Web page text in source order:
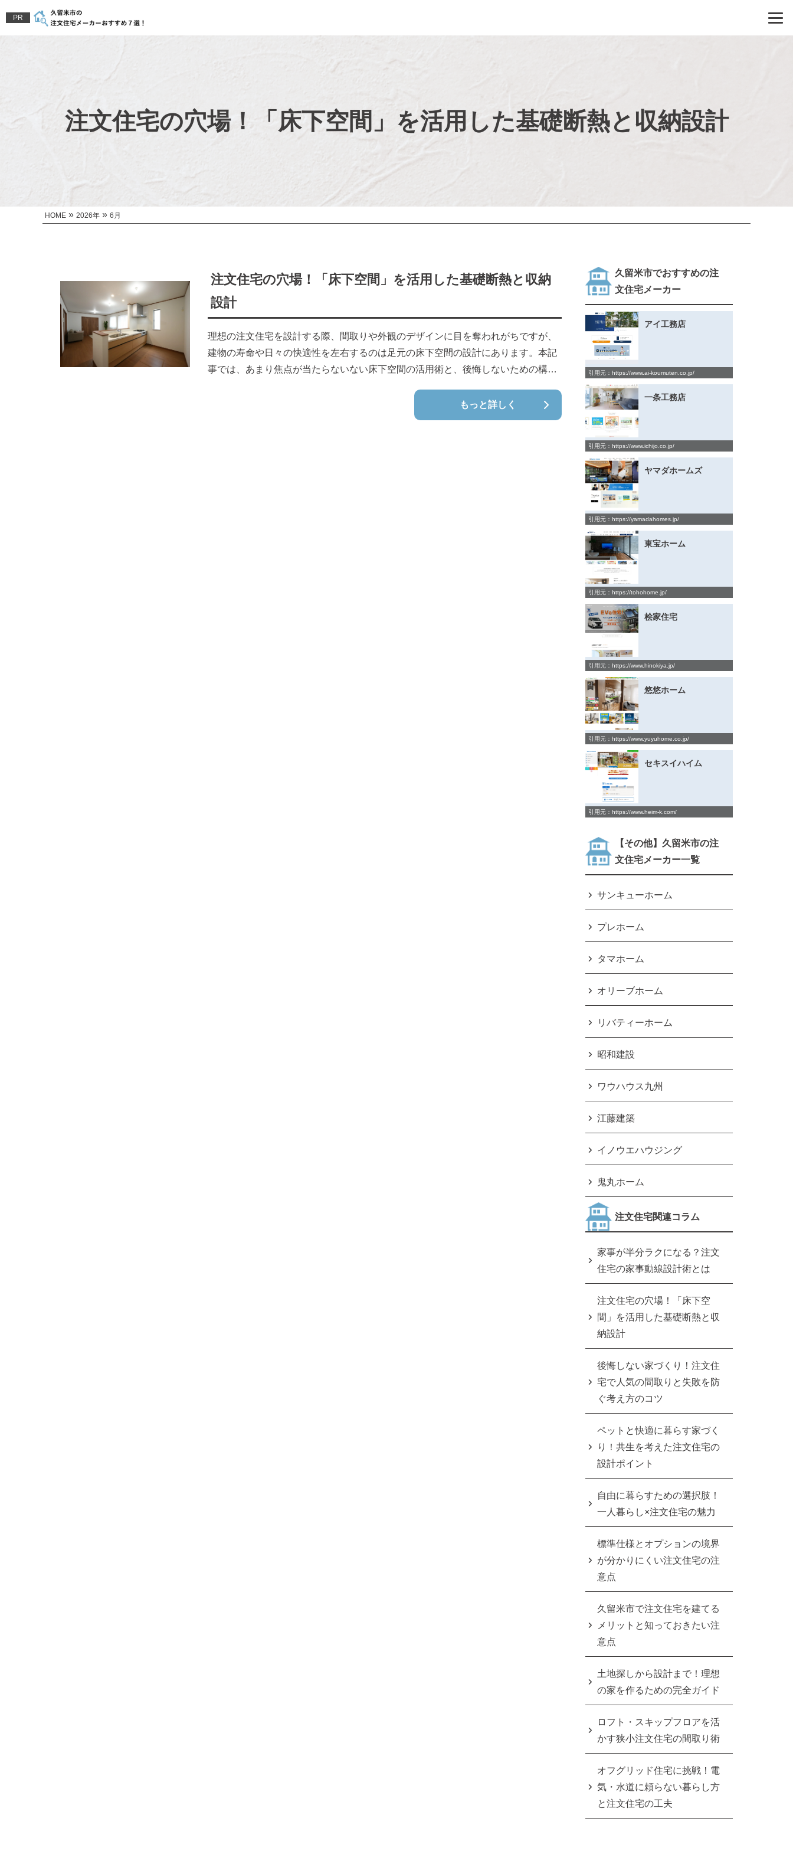
PR
注文住宅の穴場！「床下空間」を活用した基礎断熱と収納設計
HOME » 2026年 » 6月
注文住宅の穴場！「床下空間」を活用した基礎断熱と収納
設計
理想の注文住宅を設計する際、間取りや外観のデザインに目を奪われがちですが、
建物の寿命や日々の快適性を左右するのは足元の床下空間の設計にあります。本記
事では、あまり焦点が当たらないない床下空間の活用術と、後悔しないための構…
もっと詳しく
久留米市でおすすめの注
文住宅メーカー
アイ工務店
引用元：https://www.ai-koumuten.co.jp/
一条工務店
引用元：https://www.ichijo.co.jp/
ヤマダホームズ
引用元：https://yamadahomes.jp/
東宝ホーム
引用元：https://tohohome.jp/
桧家住宅
引用元：https://www.hinokiya.jp/
悠悠ホーム
引用元：https://www.yuyuhome.co.jp/
セキスイハイム
引用元：https://www.heim-k.com/
【その他】久留米市の注
文住宅メーカー一覧
サンキューホーム
プレホーム
タマホーム
オリーブホーム
リバティーホーム
昭和建設
ワウハウス九州
江藤建築
イノウエハウジング
鬼丸ホーム
注文住宅関連コラム
家事が半分ラクになる？注文
住宅の家事動線設計術とは
注文住宅の穴場！「床下空
間」を活用した基礎断熱と収
納設計
後悔しない家づくり！注文住
宅で人気の間取りと失敗を防
ぐ考え方のコツ
ペットと快適に暮らす家づく
り！共生を考えた注文住宅の
設計ポイント
自由に暮らすための選択肢！
一人暮らし×注文住宅の魅力
標準仕様とオプションの境界
が分かりにくい注文住宅の注
意点
久留米市で注文住宅を建てる
メリットと知っておきたい注
意点
土地探しから設計まで！理想
の家を作るための完全ガイド
ロフト・スキップフロアを活
かす狭小注文住宅の間取り術
オフグリッド住宅に挑戦！電
気・水道に頼らない暮らし方
と注文住宅の工夫